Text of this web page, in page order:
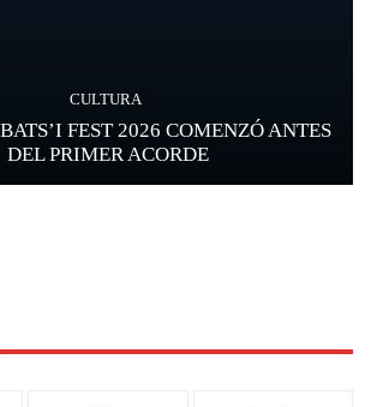
CULTURA
FEST 2026 COMENZÓ ANTES
DEL PRIMER ACORDE